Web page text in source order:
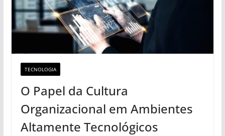
TECNOLOGIA
O Papel da Cultura
Organizacional em Ambientes
Altamente Tecnológicos